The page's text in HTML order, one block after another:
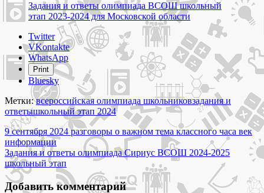
Задания и ответы олимпиада ВСОШ школьный
этап 2023-2024 для Московской области
Share
post
"Задания
и
ответы
школьного
этапа
2024-
2025
ВСОШ
для
Московской
области"
Twitter
VKontakte
WhatsApp
Print
Bluesky
Метки:всероссийская олимпиада школьниковзадания и
ответышкольный этап 2024
Навигация
по
записям
9 сентября 2024 разговоры о важном тема классного часа век
информации
Задания и ответы олимпиада Сириус ВСОШ 2024-2025
школьный этап
Добавить комментарий